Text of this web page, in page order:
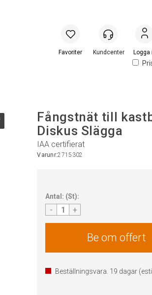
Logga
Fångstnät till
Diskus Slägga
IAA certifierat
Varunr:2715302
Antal: (St):
- +
Be om offert
Beställningsvara. 19 dagar